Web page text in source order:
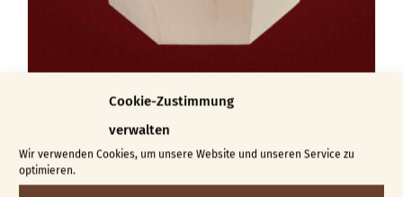
Cookie-Zustimmung
verwalten
Wir verwenden Cookies, um unsere Website und unseren Service zu
optimieren.
€27,00–€30,00
Ausführung wählenDieses Details